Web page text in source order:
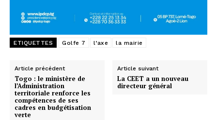
ETIQUETTES Golfe 7 l’axe la mairie
Article précédent
Togo : le ministère de
l’Administration
territoriale renforce les
compétences de ses
cadres en budgétisation
verte
Article suivant
La CEET a un nouveau
directeur général